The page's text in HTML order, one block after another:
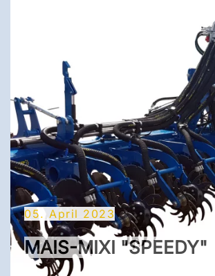
05. April 2023
MAIS-MIXI "SPEEDY"